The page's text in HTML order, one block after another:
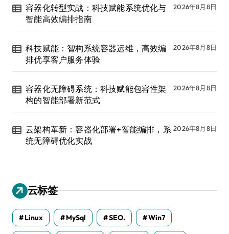
容器化转型实战：科技赋能系统优化与
智能高效编排指南
2026年8月8日
科技赋能：智构系统容器运维，高效编
排优享客户服务体验
2026年8月8日
容器化无障碍系统：科技赋能包容性架
构的智能部署新范式
2026年8月8日
云架构革新：容器化部署+智能编排，系
统无障碍优化实战
2026年8月8日
云标签
Linux MySql SEO. Win7